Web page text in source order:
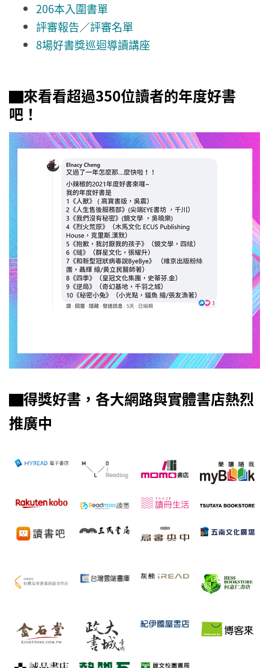
206本入圍書單
評審報告／評審名單
8場好書獎巡迴導讀講座
▇來看看超過350位讀者的年度好書
吧！
▇得獎好書，各大網路與實體書店熱烈
推廣中